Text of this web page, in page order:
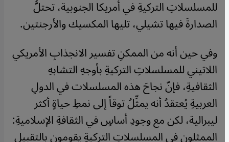
للمسلسلاتِ التركيةِ في أمريكا الجنوبية، تحتلُّ
الصدارةَ فيها تشيلي، تليها المكسيك والأرجنتين.
وفي حين أنه من الممكنِ تفسير الانجذابِ الأمريكي
اللاتيني للمسلسلاتِ التركيةِ بأوجهِ التشابهِ
الثقافيةِ، فإنّ نجاحَ هذه المسلسلات في الدولِ
العربيةِ يُعتقدُ أنه يمثِّلُ توقاً إلى نمطِ حياةٍ أكثر
ليبرالية، لكن مع وجودِ أساسٍ في الثقافةِ الإسلاميةِ:
الممثلون في المسلسلاتِ التركيةِ يقومون بالتقبيل